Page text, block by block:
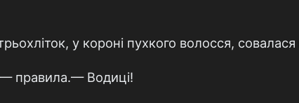
у короні пухкого волосся,
правила.— Водиці!